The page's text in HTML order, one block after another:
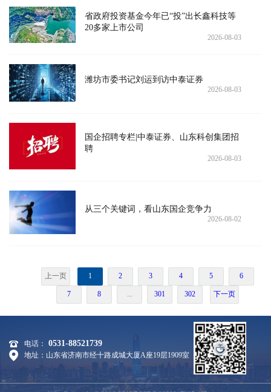
省政府投资基金今年已“投”出长鑫科技等
20多家上市公司
2026-08-03
潍坊市委书记刘运到访中泰证券
2026-08-03
国企招聘专栏|中泰证券、山东科创集团招
聘
2026-08-03
从三个关键词，看山东国企竞争力
2026-08-02
上一页 1 2 3 4 5 6
7 8 ... 301 302 下一页
电话： 0531-88521739
地址：山东省济南市经十路成城大厦A座19层1909室